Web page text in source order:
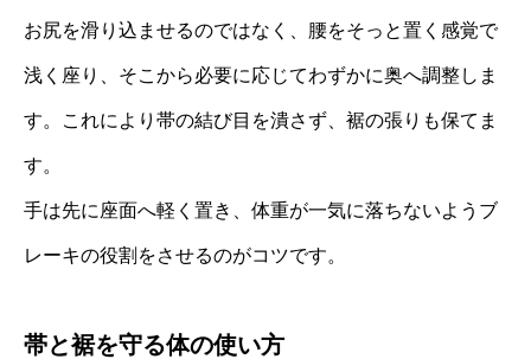
お尻を滑り込ませるのではなく、腰をそっと置く感覚で
浅く座り、そこから必要に応じてわずかに奥へ調整しま
す。これにより帯の結び目を潰さず、裾の張りも保てま
す。
手は先に座面へ軽く置き、体重が一気に落ちないようブ
レーキの役割をさせるのがコツです。
帯と裾を守る体の使い方